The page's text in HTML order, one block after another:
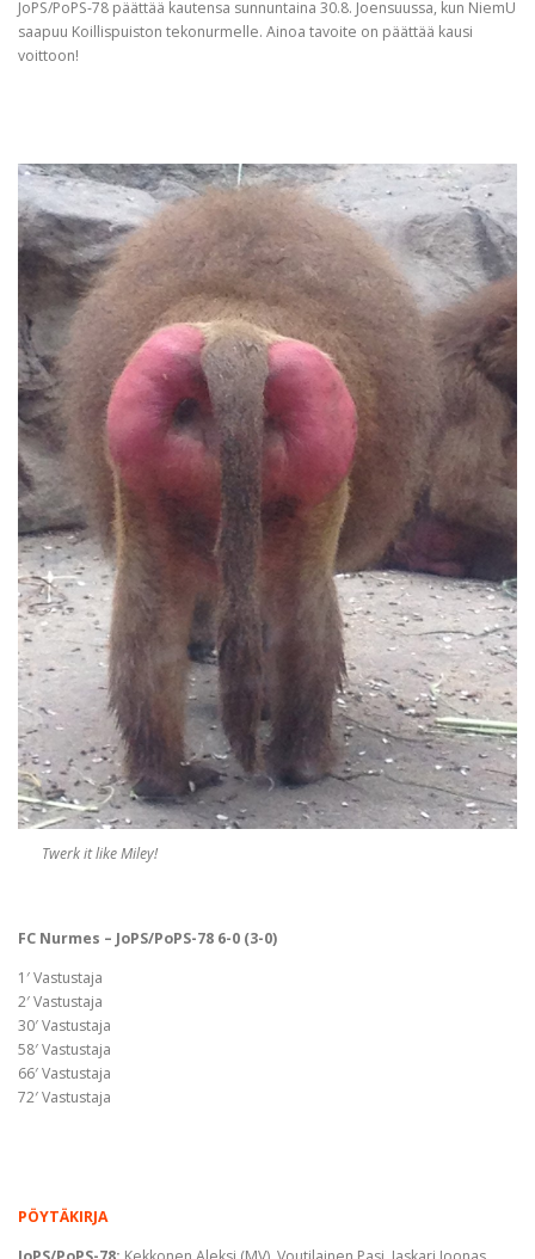
JoPS/PoPS-78 päättää kautensa sunnuntaina 30.8. Joensuussa, kun NiemU
saapuu Koillispuiston tekonurmelle. Ainoa tavoite on päättää kausi
voittoon!
Twerk it like Miley!
FC Nurmes – JoPS/PoPS-78 6-0 (3-0)
1′ Vastustaja
2′ Vastustaja
30′ Vastustaja
58′ Vastustaja
66′ Vastustaja
72′ Vastustaja
PÖYTÄKIRJA